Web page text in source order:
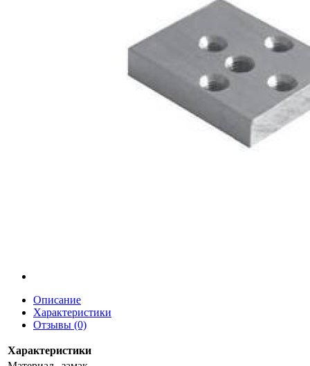
Описание
Характеристики
Отзывы (0)
Характеристики